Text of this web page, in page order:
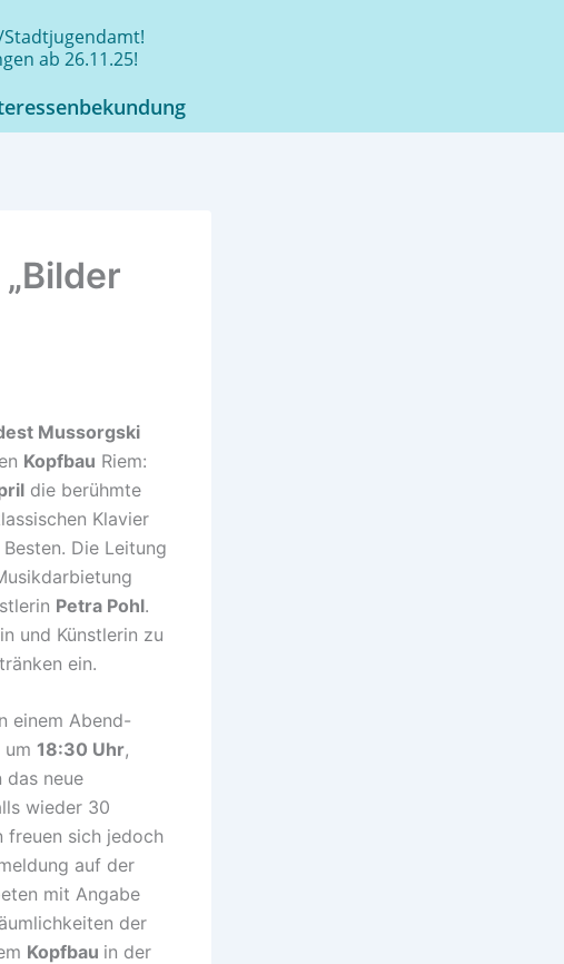
ab 26.11.25!
Mussorgski
Kopfbau Riem:
die berühmte
Klavier
Die Leitung
Petra Pohl.
und Künstlerin zu
ein.
einem Abend-
18:30 Uhr,
das neue
wieder 30
freuen sich jedoch
auf der
mit Angabe
der
Kopfbau in der